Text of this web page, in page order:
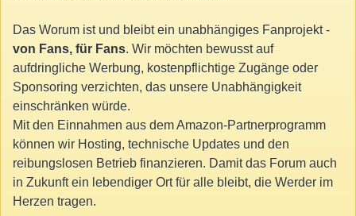
Das Worum ist und bleibt ein unabhängiges Fanprojekt -
von Fans, für Fans. Wir möchten bewusst auf
aufdringliche Werbung, kostenpflichtige Zugänge oder
Sponsoring verzichten, das unsere Unabhängigkeit
einschränken würde.
Mit den Einnahmen aus dem Amazon-Partnerprogramm
können wir Hosting, technische Updates und den
reibungslosen Betrieb finanzieren. Damit das Forum auch
in Zukunft ein lebendiger Ort für alle bleibt, die Werder im
Herzen tragen.